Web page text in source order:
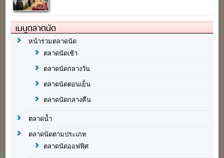
เมนูตลาดนัด
หน้ารวมตลาดนัด
ตลาดนัดเช้า
ตลาดนัดกลางวัน
ตลาดนัดตอนเย็น
ตลาดนัดกลางคืน
ตลาดน้ำ
ตลาดนัดตามประเภท
ตลาดนัดออฟฟิศ